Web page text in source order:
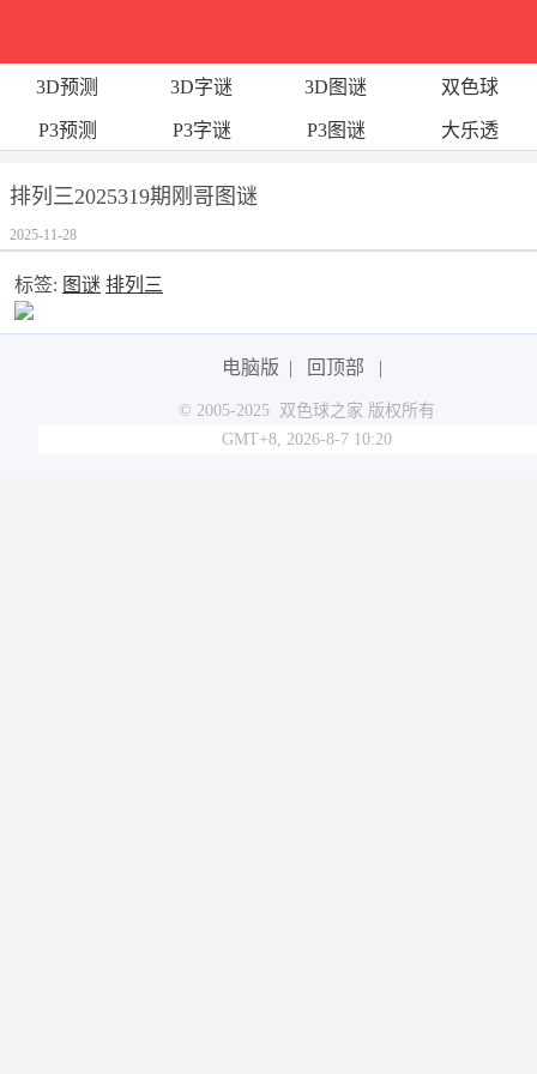
3D预测 3D字谜 3D图谜 双色球
P3预测 P3字谜 P3图谜 大乐透
排列三2025319期刚哥图谜
2025-11-28
标签: 图谜 排列三
电脑版 | 回顶部 |
© 2005-2025 双色球之家 版权所有
GMT+8, 2026-8-7 10:20